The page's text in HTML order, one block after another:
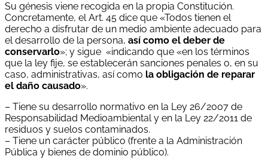
Su génesis viene recogida en la propia Constitución.
Concretamente, el Art. 45 dice que «Todos tienen el
derecho a disfrutar de un medio ambiente adecuado para
el desarrollo de la persona, así como el deber de
conservarlo»; y sigue «indicando que «en los términos
que la ley fije, se establecerán sanciones penales o, en su
caso, administrativas, así como la obligación de reparar
el daño causado».
– Tiene su desarrollo normativo en la Ley 26/2007 de
Responsabilidad Medioambiental y en la Ley 22/2011 de
residuos y suelos contaminados.
– Tiene un carácter público (frente a la Administración
Pública y bienes de dominio público).